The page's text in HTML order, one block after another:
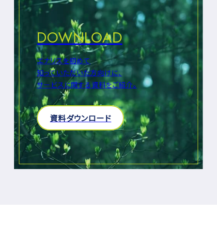
DOWNLOAD
エナリスを初めて
知っていただいた方向けに、
サービスに関する資料をご紹介。
資料ダウンロード